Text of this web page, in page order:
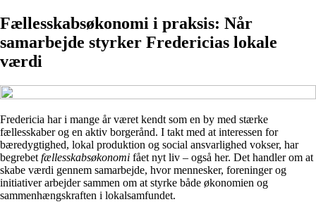
Fællesskabsøkonomi i praksis: Når
samarbejde styrker Fredericias lokale
værdi
Fredericia har i mange år været kendt som en by med stærke
fællesskaber og en aktiv borgerånd. I takt med at interessen for
bæredygtighed, lokal produktion og social ansvarlighed vokser, har
begrebet fællesskabsøkonomi fået nyt liv – også her. Det handler om at
skabe værdi gennem samarbejde, hvor mennesker, foreninger og
initiativer arbejder sammen om at styrke både økonomien og
sammenhængskraften i lokalsamfundet.